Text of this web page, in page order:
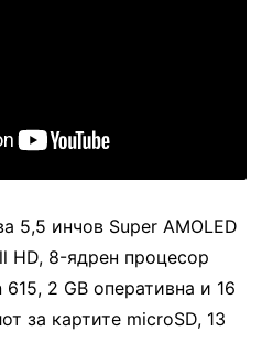
5,5 инчов Super AMOLED
HD, 8-ядрен процесор
2 GB оперативна и 16
за картите microSD, 13